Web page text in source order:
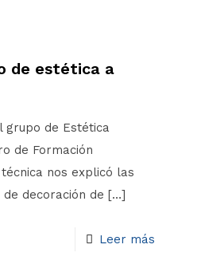
de estética a
de Estética
de Formación
técnica nos explicó las
decoración de […]
Leer más